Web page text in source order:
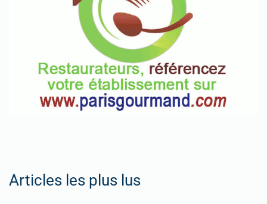
Articles les plus lus